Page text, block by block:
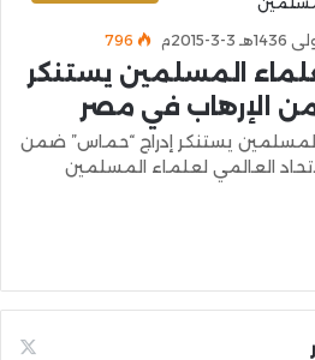
796
المسلمين يستنكر
الإرهاب في مصر
المسلمين يستنكر إدراج “حماس” ضمن
العالمي لعلماء المسلمين